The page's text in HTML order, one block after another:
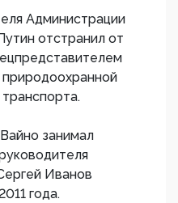
Администрации
отстранил от
занимал
Иванов
года.